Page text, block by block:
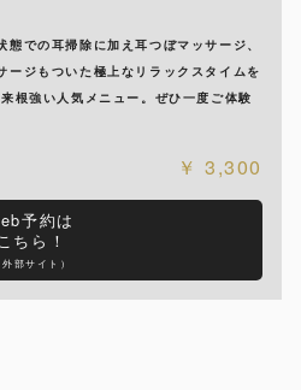
での耳掃除に加え耳つぼマッサージ、
ージもついた極上なリラックスタイムを
根強い人気メニュー。ぜひ一度ご体験
3,300
予約は
ちら！
外部サイト）